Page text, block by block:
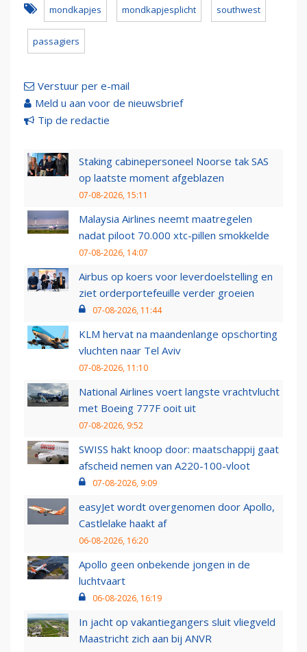
mondkapjes mondkapjesplicht southwest
passagiers
Verstuur per e-mail
Meld u aan voor de nieuwsbrief
Tip de redactie
Staking cabinepersoneel Noorse tak SAS
op laatste moment afgeblazen
07-08-2026, 15:11
Malaysia Airlines neemt maatregelen
nadat piloot 70.000 xtc-pillen smokkelde
07-08-2026, 14:07
Airbus op koers voor leverdoelstelling en
ziet orderportefeuille verder groeien
07-08-2026, 11:44
KLM hervat na maandenlange opschorting
vluchten naar Tel Aviv
07-08-2026, 11:10
National Airlines voert langste vrachtvlucht
met Boeing 777F ooit uit
07-08-2026, 9:52
SWISS hakt knoop door: maatschappij gaat
afscheid nemen van A220-100-vloot
07-08-2026, 9:09
easyJet wordt overgenomen door Apollo,
Castlelake haakt af
06-08-2026, 16:20
Apollo geen onbekende jongen in de
luchtvaart
06-08-2026, 16:19
In jacht op vakantiegangers sluit vliegveld
Maastricht zich aan bij ANVR